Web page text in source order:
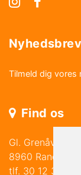
Nyhedsbrev
Tilmeld dig vores
Find os
Gl. Grenåvej 219
8960 Randers
tlf. 30 12 30 41